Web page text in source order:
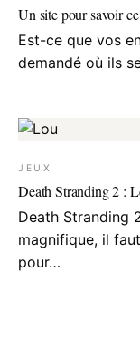
Un site pour savoir
Est-ce que vos
demandé où ils
JEUX
Death Stranding 2 :
Death Stranding
magnifique, il
pour…